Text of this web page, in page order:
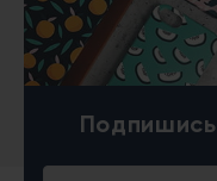
Подпишись